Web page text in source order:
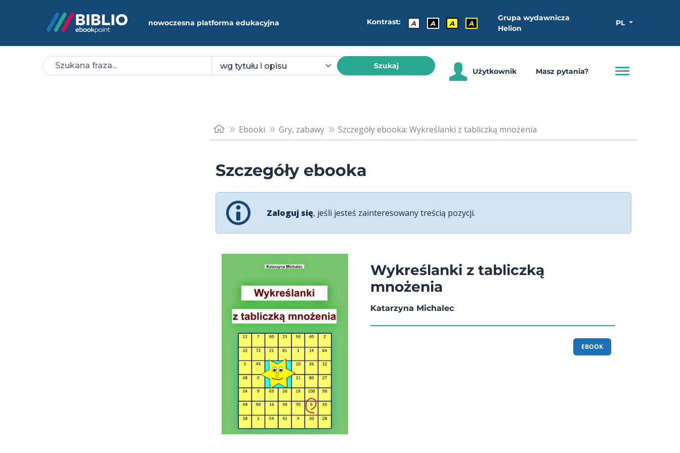
nowoczesna platforma edukacyjna Kontrast: A A A A
Grupa wydawnicza
Helion
PL
Szukaj
Użytkownik Masz pytania?
Ebooki Gry, zabawy Szczegóły ebooka: Wykreślanki z tabliczką mnożenia
Szczegóły ebooka
Zaloguj się, jeśli jesteś zainteresowany treścią pozycji.
Wykreślanki z tabliczką
mnożenia
Katarzyna Michalec
EBOOK